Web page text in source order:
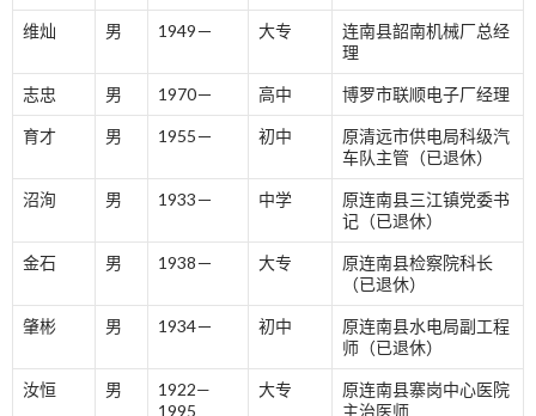
维灿 男 1949－ 大专
连南县韶南机械厂总经
理
志忠 男 1970－ 高中 博罗市联顺电子厂经理
育才 男 1955－ 初中
原清远市供电局科级汽
车队主管（已退休）
沼洵 男 1933－ 中学
原连南县三江镇党委书
记（已退休）
金石 男 1938－ 大专
原连南县检察院科长
（已退休）
肇彬 男 1934－ 初中
原连南县水电局副工程
师（已退休）
汝恒 男
1922—
1995
大专
原连南县寨岗中心医院
主治医师